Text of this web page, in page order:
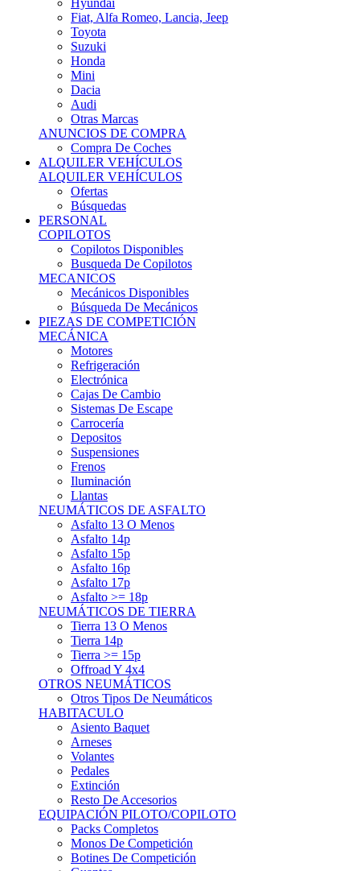
Toyota
Suzuki
Honda
Mini
Dacia
Audi
Otras Marcas
ANUNCIOS DE COMPRA
Compra De Coches
ALQUILER VEHÍCULOS
ALQUILER VEHÍCULOS
Ofertas
Búsquedas
PERSONAL
COPILOTOS
Copilotos Disponibles
Busqueda De Copilotos
MECANICOS
Mecánicos Disponibles
Búsqueda De Mecánicos
PIEZAS DE COMPETICIÓN
MECÁNICA
Motores
Refrigeración
Electrónica
Cajas De Cambio
Sistemas De Escape
Carrocería
Depositos
Suspensiones
Frenos
Iluminación
Llantas
NEUMÁTICOS DE ASFALTO
Asfalto 13 O Menos
Asfalto 14p
Asfalto 15p
Asfalto 16p
Asfalto 17p
Asfalto >= 18p
NEUMÁTICOS DE TIERRA
Tierra 13 O Menos
Tierra 14p
Tierra >= 15p
Offroad Y 4x4
OTROS NEUMÁTICOS
Otros Tipos De Neumáticos
HABITACULO
Asiento Baquet
Arneses
Volantes
Pedales
Extinción
Resto De Accesorios
EQUIPACIÓN PILOTO/COPILOTO
Packs Completos
Monos De Competición
Botines De Competición
Guantes
Ropa Interior